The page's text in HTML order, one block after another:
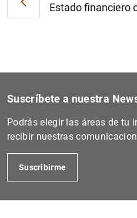
Estado financiero
Suscríbete a nuestra
Podrás elegir las áreas de tu
recibir nuestras
Suscribirme